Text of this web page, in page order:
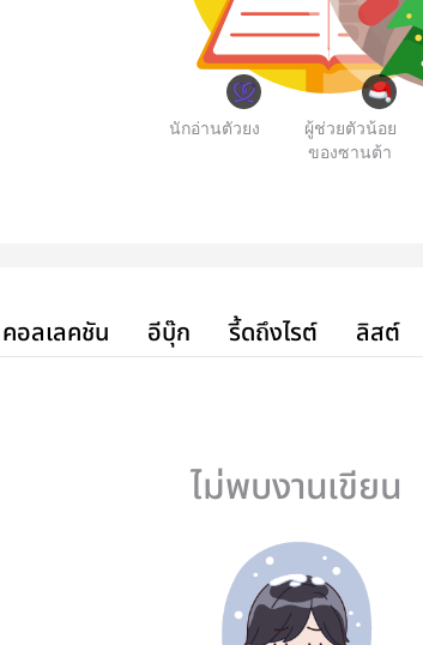
นักอ่านตัวยง
ผู้ช่วยตัวน้อย
ของซานต้า
คอลเลคชัน อีบุ๊ก รี้ดถึงไรต์ ลิสต์
ไม่พบงานเขียน